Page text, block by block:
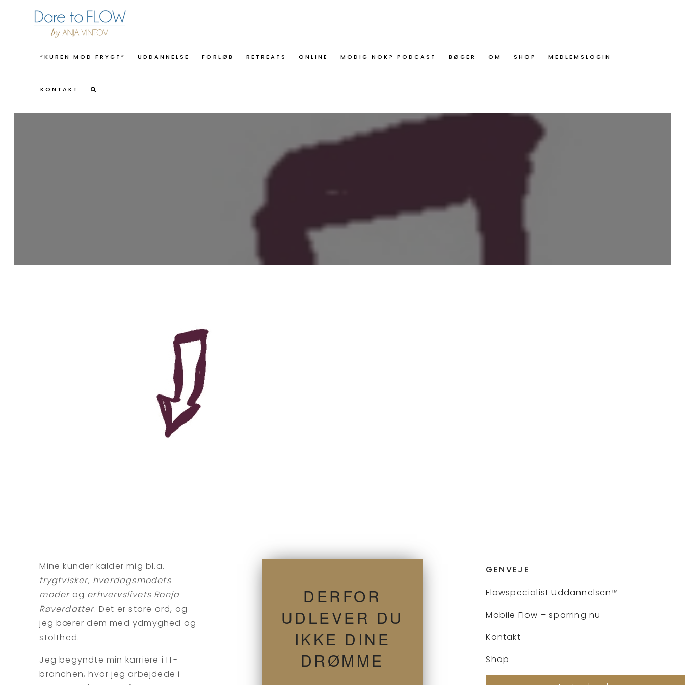
“KUREN MOD FRYGT” UDDANNELSE FORLØB RETREATS ONLINE MODIG NOK? PODCAST BØGER OM SHOP MEDLEMSLOGIN
KONTAKT
Mine kunder kalder mig bl.a.
frygtvisker, hverdagsmodets
moderog erhvervslivets Ronja
Røverdatter. Det er store ord, og
jeg bærer dem med ydmyghed og
stolthed.
Jeg begyndte min karriere i IT-
branchen, hvor jeg arbejdede i
DERFOR
UDLEVER DU
IKKE DINE
DRØMME
GENVEJE
Flowspecialist Uddannelsen™
Mobile Flow – sparring nu
Kontakt
Shop